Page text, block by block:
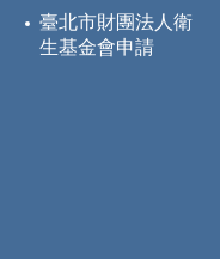
臺北市財團法人衛
生基金會申請